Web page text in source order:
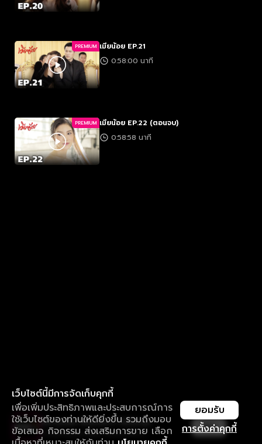
PREMIUM เมียน้อย EP.21
0:58:00 นาที
PREMIUM เมียน้อย EP.22 (ตอนจบ)
0:58:58 นาที
เว็บไซต์นี้มีการจัดเก็บคุกกี้
เพื่อเพิ่มประสิทธิภาพและประสบการณ์การ
ใช้เว็บไซต์ของท่านให้ดียิ่งขึ้น รวมถึงมอบ
ข้อเสนอ กิจกรรม ส่งเสริมการขาย เลือก
การตั้งค่าคุกกี้
ยอมรับ
ใช้งานแอป ลื่นไหลกว่า ไม่มีสะดุด
ดาวน์โหลดแอปเพื่อการรับชมที่ดีกว่า เปิด